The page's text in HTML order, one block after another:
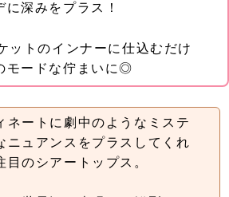
深みをプラス！
ットのインナーに仕込むだけ
モードな佇まいに◎
ネートに劇中のようなミステ
ニュアンスをプラスしてくれ
目のシアートップス。